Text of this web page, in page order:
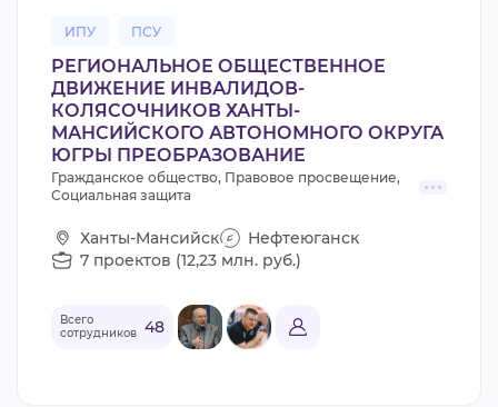
ИПУ ПСУ
РЕГИОНАЛЬНОЕ ОБЩЕСТВЕННОЕ
ДВИЖЕНИЕ ИНВАЛИДОВ-
КОЛЯСОЧНИКОВ ХАНТЫ-
МАНСИЙСКОГО АВТОНОМНОГО ОКРУГА
ЮГРЫ ПРЕОБРАЗОВАНИЕ
Гражданское общество, Правовое просвещение,
Социальная защита
Ханты-Мансийск
Нефтеюганск
7 проектов (12,23 млн. руб.)
Всего
сотрудников 48